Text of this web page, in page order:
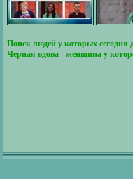
Поиск людей у которых сегодня
Черная вдова - женщина у